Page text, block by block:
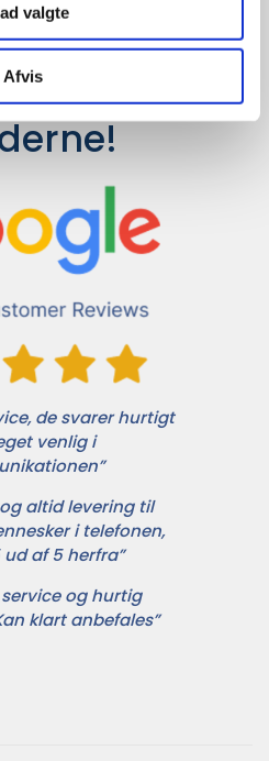
valgte
Afvis
siger
de svarer hurtigt
venlig i
altid levering til
i telefonen,
af 5 herfra”
service og hurtig
klart anbefales”